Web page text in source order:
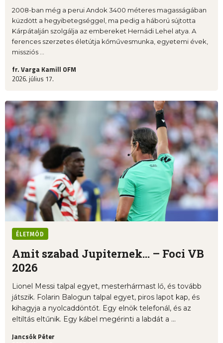
2008-ban még a perui Andok 3400 méteres magasságában
küzdött a hegyibetegséggel, ma pedig a háború sújtotta
Kárpátalján szolgálja az embereket Hernádi Lehel atya. A
ferences szerzetes életútja kőművesmunka, egyetemi évek,
missziós ...
fr. Varga Kamill OFM
2026. július 17.
ÉLETMÓD
Amit szabad Jupiternek... – Foci VB
2026
Lionel Messi talpal egyet, mesterhármast lő, és tovább
játszik. Folarin Balogun talpal egyet, piros lapot kap, és
kihagyja a nyolcaddöntőt. Egy elnök telefonál, és az
eltiltás eltűnik. Egy kábel megérinti a labdát a ...
Jancsók Péter